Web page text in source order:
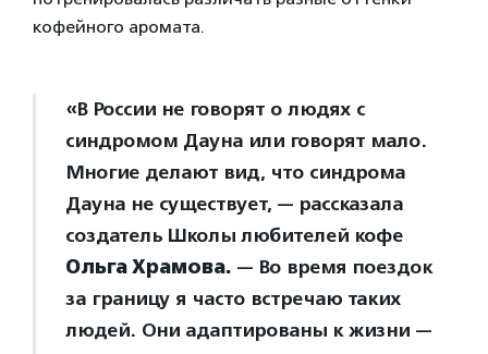
кофейного аромата.
«В России не говорят о людях с
синдромом Дауна или говорят мало.
Многие делают вид, что синдрома
Дауна не существует, — рассказала
создатель Школы любителей кофе
Ольга Храмова. — Во время поездок
за границу я часто встречаю таких
людей. Они адаптированы к жизни —